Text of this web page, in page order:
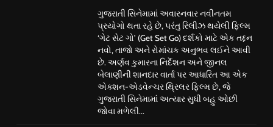
ગુજરાતી સિનેમામાં અવારનવાર નવીનતમ
પ્રયોગો થતા રહે છે, પરંતુ રિલીઝ થયેલી ફિલ્મ
‘ગેટ સેટ ગો’ (Get Set Go) દર્શકો માટે એક તદ્દન
નવો, તાજો અને રોમાંચક અનુભવ લઈને આવી
છે. અર્ણવ કુમારના નિર્દેશન અને જીનલ
બેલાણીની શાનદાર વાર્તા પર આધારિત આ એક
એક્શન-એડવેન્ચર થ્રિલર ફિલ્મ છે, જે
ગુજરાતી સિનેમામાં અત્યાર સુધી બહુ ઓછી
જોવા મળેલી...